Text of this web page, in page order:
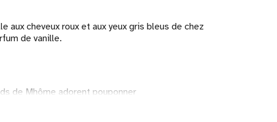
aux cheveux roux et aux yeux gris bleus de chez
de vanille.
de Mhôme adorent pouponner